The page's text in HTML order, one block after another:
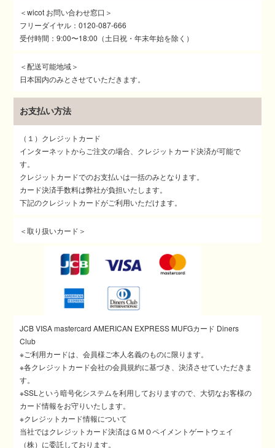
＜wicot お問い合わせ窓口＞
フリーダイヤル：0120-087-666
受付時間：9:00〜18:00（土日祝・年末年始を除く）
＜配送可能地域＞
日本国内のみとさせていただきます。
お支払い方法
（１）クレジットカード
インターネットからご注文の場合、クレジットカード決済が可能で
す。
クレジットカードでのお支払いは一括のみとなります。
カード決済手数料は弊社が負担いたします。
下記のクレジットカードがご利用いただけます。
＜取り扱いカード＞
JCB VISA mastercard AMERICAN EXPRESS MUFGカード Diners
Club
※ご利用カードは、会員様ご本人名義のものに限ります。
※各クレジットカード会社の会員規約に基づき、決済させていただきま
す。
※SSLという暗号化システムを利用しておりますので、大切なお客様の
カード情報をお守りいたします。
※クレジットカード情報について
当社ではクレジットカード決済はＧＭＯペイメントゲートウェイ
（株）に委託しております。